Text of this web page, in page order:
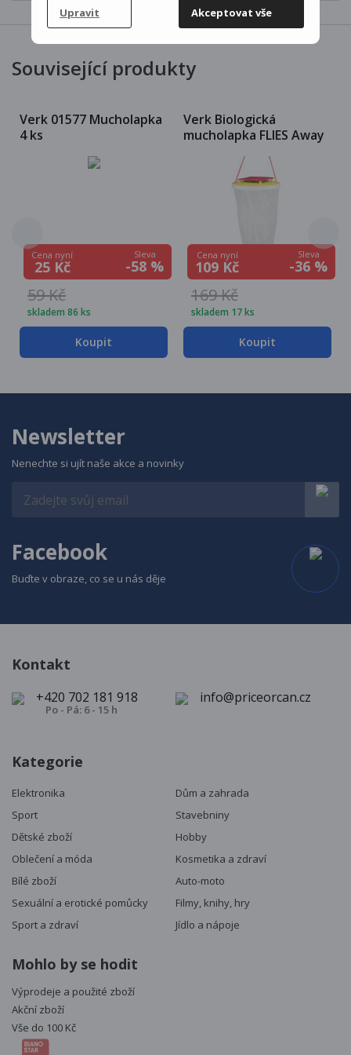
Upravit Akceptovat vše
Související produkty
Verk 01577 Mucholapka
4 ks
Cena nyní
25 Kč
Sleva
-58 %
59 Kč
skladem 86 ks
Koupit
Verk Biologická
mucholapka FLIES Away
Cena nyní
109 Kč
Sleva
-36 %
169 Kč
skladem 17 ks
Koupit
Newsletter
Nenechte si ujít naše akce a novinky
Facebook
Buďte v obraze, co se u nás děje
Kontakt
+420 702 181 918
Po - Pá: 6 - 15 h
info@priceorcan.cz
Kategorie
Elektronika
Dům a zahrada
Sport
Stavebniny
Dětské zboží
Hobby
Oblečení a móda
Kosmetika a zdraví
Bílé zboží
Auto-moto
Sexuální a erotické pomůcky
Filmy, knihy, hry
Sport a zdraví
Jídlo a nápoje
Mohlo by se hodit
Výprodeje a použité zboží
Akční zboží
Vše do 100 Kč